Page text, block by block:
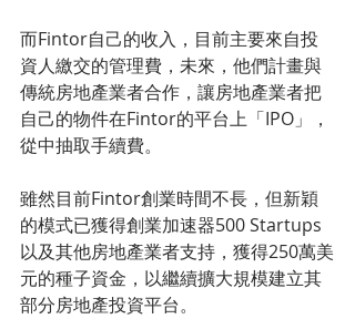
而Fintor自己的收入，目前主要來自投
資人繳交的管理費，未來，他們計畫與
傳統房地產業者合作，讓房地產業者把
自己的物件在Fintor的平台上「IPO」，
從中抽取手續費。
雖然目前Fintor創業時間不長，但新穎
的模式已獲得創業加速器500 Startups
以及其他房地產業者支持，獲得250萬美
元的種子資金，以繼續擴大規模建立其
部分房地產投資平台。